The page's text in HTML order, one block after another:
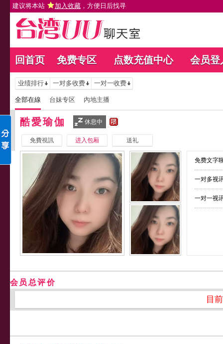
建议将本站 加入收藏 ，方便日后找寻
回首页 免费专区 点数充值中心 会员登
业绩排行 一对多收费 一对一收费
全部在線 台妹专区 內地主播
酷愛瑜伽 休息中
免費視訊 进入包厢 送礼
免费文字
一对多视
一对一视
会员总评价
目